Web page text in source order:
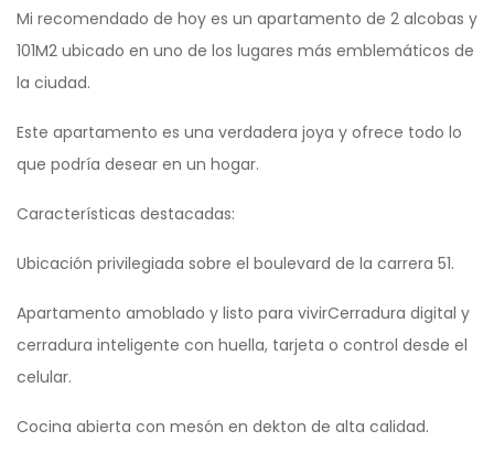
Mi recomendado de hoy es un apartamento de 2 alcobas y
101M2 ubicado en uno de los lugares más emblemáticos de
la ciudad.
Este apartamento es una verdadera joya y ofrece todo lo
que podría desear en un hogar.
Características destacadas:
Ubicación privilegiada sobre el boulevard de la carrera 51.
Apartamento amoblado y listo para vivirCerradura digital y
cerradura inteligente con huella, tarjeta o control desde el
celular.
Cocina abierta con mesón en dekton de alta calidad.